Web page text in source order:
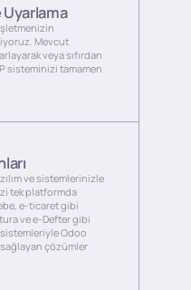
Mevcut
veya sıfırdan
sisteminizi tamamen
ve sistemlerinizle
tek platformda
e-ticaret gibi
ve e-Defter gibi
Odoo
sağlayan çözümler